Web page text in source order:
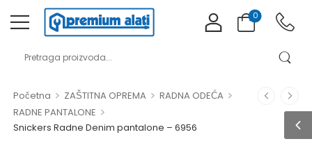
0
Početna > ZAŠTITNA OPREMA > RADNA ODEĆA >
RADNE PANTALONE >
Snickers Radne Denim pantalone – 6956